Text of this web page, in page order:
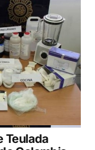
Teulada